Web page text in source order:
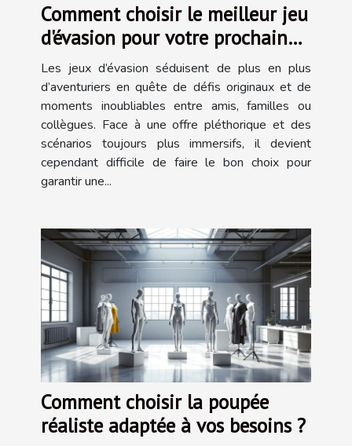
Comment choisir le meilleur jeu
d'évasion pour votre prochaine
aventure ?
Les jeux d’évasion séduisent de plus en plus
d’aventuriers en quête de défis originaux et de
moments inoubliables entre amis, familles ou
collègues. Face à une offre pléthorique et des
scénarios toujours plus immersifs, il devient
cependant difficile de faire le bon choix pour
garantir une...
Comment choisir la poupée
réaliste adaptée à vos besoins ?